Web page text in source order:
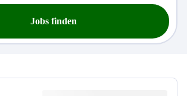
Jobs finden